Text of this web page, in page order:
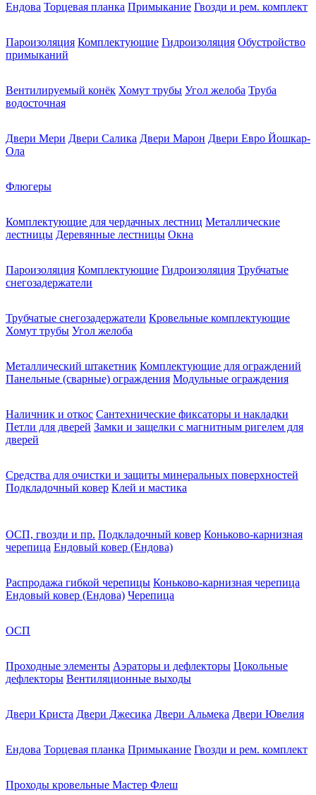
Ендова Торцевая планка Примыкание Гвозди и рем. комплект
Пароизоляция Комплектующие Гидроизоляция Обустройство
примыканий
Вентилируемый конёк Хомут трубы Угол желоба Труба
водосточная
Двери Мери Двери Салика Двери Марон Двери Евро Йошкар-
Ола
Флюгеры
Комплектующие для чердачных лестниц Металлические
лестницы Деревянные лестницы Окна
Пароизоляция Комплектующие Гидроизоляция Трубчатые
снегозадержатели
Трубчатые снегозадержатели Кровельные комплектующие
Хомут трубы Угол желоба
Металлический штакетник Комплектующие для ограждений
Панельные (сварные) ограждения Модульные ограждения
Наличник и откос Сантехнические фиксаторы и накладки
Петли для дверей Замки и защелки с магнитным ригелем для
дверей
Средства для очистки и защиты минеральных поверхностей
Подкладочный ковер Клей и мастика
ОСП, гвозди и пр. Подкладочный ковер Коньково-карнизная
черепица Ендовый ковер (Ендова)
Распродажа гибкой черепицы Коньково-карнизная черепица
Ендовый ковер (Ендова) Черепица
ОСП
Проходные элементы Аэраторы и дефлекторы Цокольные
дефлекторы Вентиляционные выходы
Двери Криста Двери Джесика Двери Альмека Двери Ювелия
Ендова Торцевая планка Примыкание Гвозди и рем. комплект
Проходы кровельные Мастер Флеш